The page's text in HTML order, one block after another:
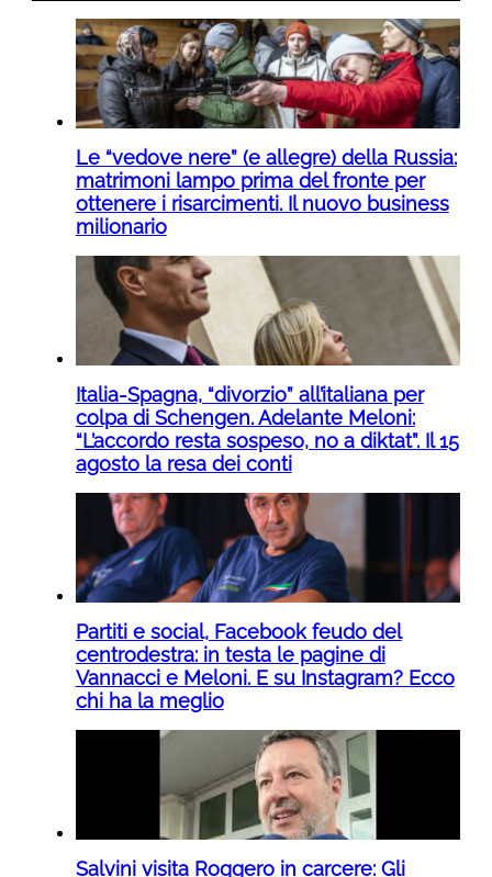
Le “vedove nere” (e allegre) della Russia:
matrimoni lampo prima del fronte per
ottenere i risarcimenti. Il nuovo business
milionario
Italia-Spagna, “divorzio” all’italiana per
colpa di Schengen. Adelante Meloni:
“L’accordo resta sospeso, no a diktat”. Il 15
agosto la resa dei conti
Partiti e social, Facebook feudo del
centrodestra: in testa le pagine di
Vannacci e Meloni. E su Instagram? Ecco
chi ha la meglio
Salvini visita Roggero in carcere: Gli